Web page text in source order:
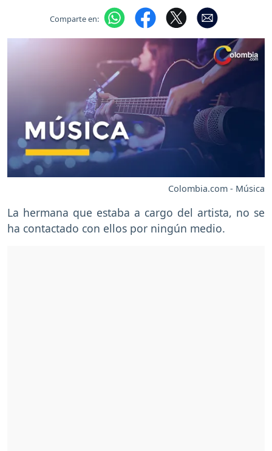
Comparte en:
Colombia.com - Música
La hermana que estaba a cargo del artista, no se
ha contactado con ellos por ningún medio.